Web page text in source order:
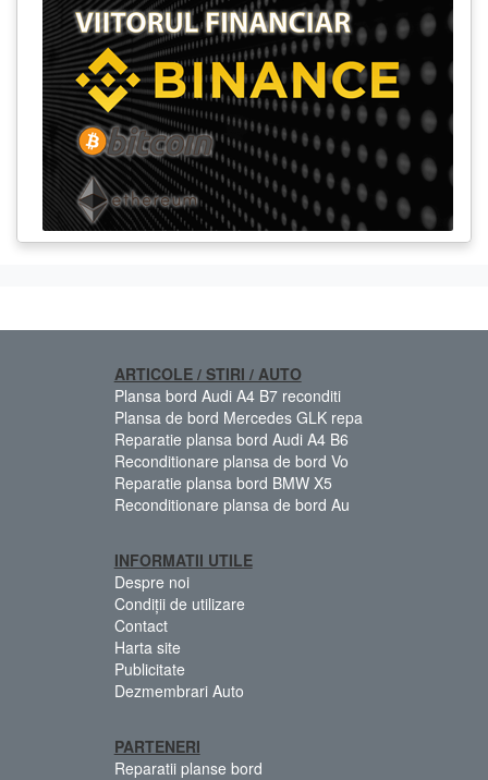
ARTICOLE / STIRI / AUTO
Plansa bord Audi A4 B7 reconditi
Plansa de bord Mercedes GLK repa
Reparatie plansa bord Audi A4 B6
Reconditionare plansa de bord Vo
Reparatie plansa bord BMW X5
Reconditionare plansa de bord Au
INFORMATII UTILE
Despre noi
Condiții de utilizare
Contact
Harta site
Publicitate
Dezmembrari Auto
PARTENERI
Reparatii planse bord